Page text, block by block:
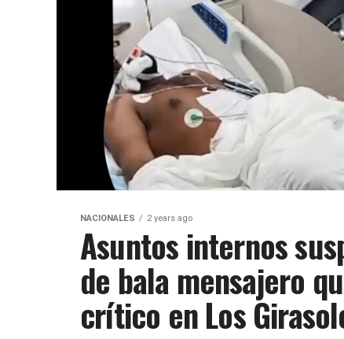
NACIONALES 2 years ago
Asuntos internos
de bala mensajero
crítico en Los